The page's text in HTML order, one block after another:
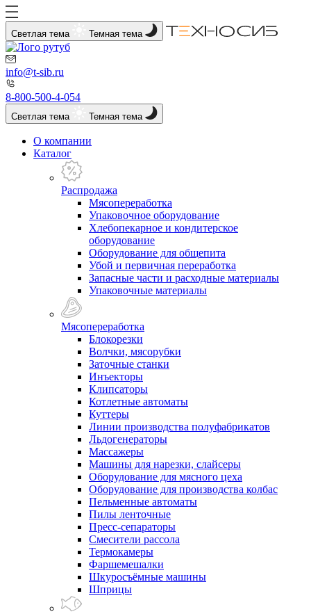
Светлая тема Темная тема
info@t-sib.ru
8-800-500-4-054
Светлая тема Темная тема
О компании
Каталог
Распродажа
Мясопереработка
Упаковочное оборудование
Хлебопекарное и кондитерское
оборудование
Оборудование для общепита
Убой и первичная переработка
Запасные части и расходные материалы
Упаковочные материалы
Мясопереработка
Блокорезки
Волчки, мясорубки
Заточные станки
Инъекторы
Клипсаторы
Котлетные автоматы
Куттеры
Линии производства полуфабрикатов
Льдогенераторы
Массажеры
Машины для нарезки, слайсеры
Оборудование для мясного цеха
Оборудование для производства колбас
Пельменные автоматы
Пилы ленточные
Пресс-сепараторы
Смесители рассола
Термокамеры
Фаршемешалки
Шкуросъёмные машины
Шприцы